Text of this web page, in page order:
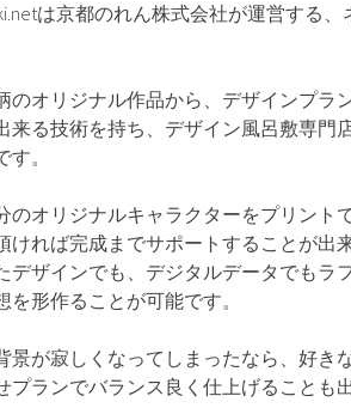
は京都のれん株式会社が運営する
のオリジナル作品から、デザインプラ
来る技術を持ち、デザイン風呂敷専門
。
のオリジナルキャラクターをプリント
ければ完成までサポートすることが出来
デザインでも、デジタルデータでもラ
を形作ることが可能です。
景が寂しくなってしまったなら、好き
プランでバランス良く仕上げることも